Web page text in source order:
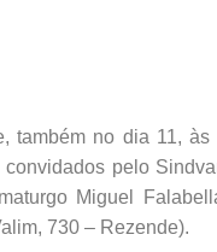
também no dia 11,
pelo
Miguel
730 – Rezende).